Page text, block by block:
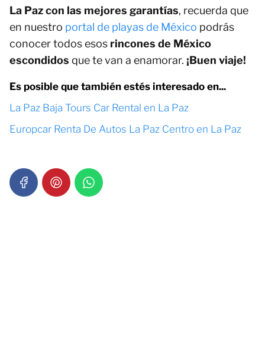
La Paz con las mejores garantías, recuerda que
en nuestro portal de playas de México podrás
conocer todos esos rincones de México
escondidos que te van a enamorar. ¡Buen viaje!
Es posible que también estés interesado en...
La Paz Baja Tours Car Rental en La Paz
Europcar Renta De Autos La Paz Centro en La Paz